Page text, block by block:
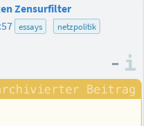
Zensurfilter
essays
netzpolitik
–